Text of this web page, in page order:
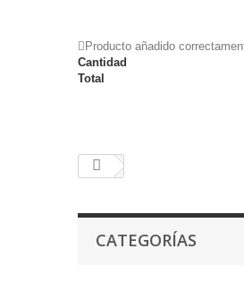
Producto añadido
Cantidad
Total
CATEGORÍAS